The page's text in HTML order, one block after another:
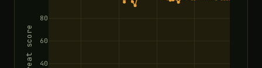
40
60
80
Threat score